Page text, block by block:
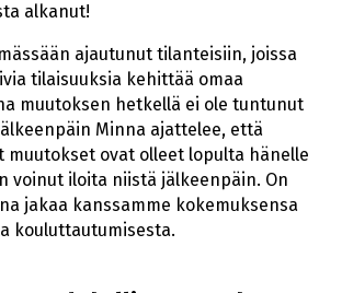
alkanut!
ajautunut tilanteisiin, joissa
tilaisuuksia kehittää omaa
muutoksen hetkellä ei ole tuntunut
Minna ajattelee, että
muutokset ovat olleet lopulta hänelle
voinut iloita niistä jälkeenpäin. On
jakaa kanssamme kokemuksensa
kouluttautumisesta.